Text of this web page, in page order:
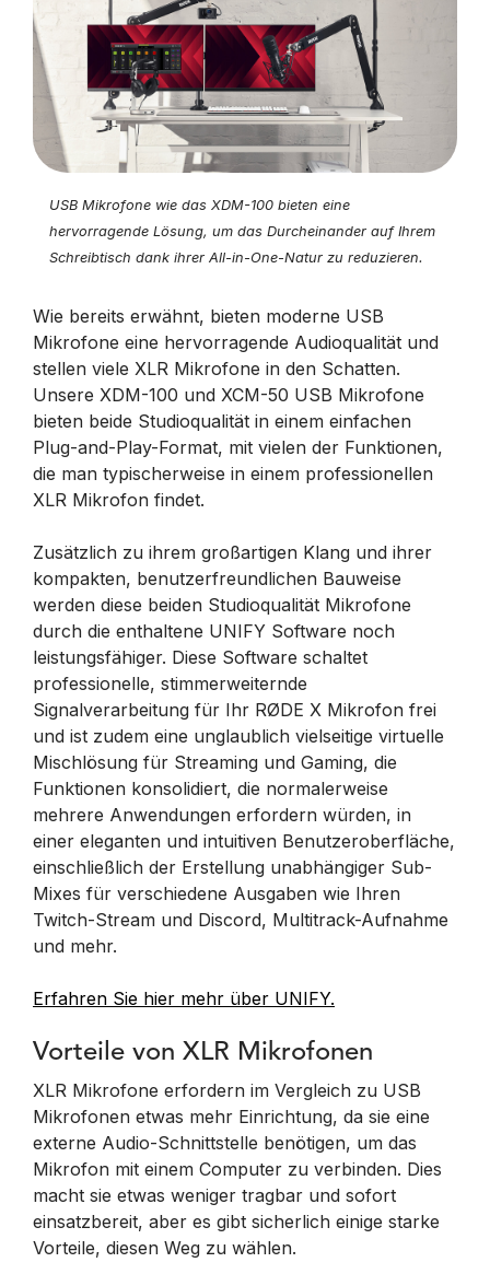
USB Mikrofone wie das XDM-100 bieten eine
hervorragende Lösung, um das Durcheinander auf Ihrem
Schreibtisch dank ihrer All-in-One-Natur zu reduzieren.
Wie bereits erwähnt, bieten moderne USB
Mikrofone eine hervorragende Audioqualität und
stellen viele XLR Mikrofone in den Schatten.
Unsere XDM-100 und XCM-50 USB Mikrofone
bieten beide Studioqualität in einem einfachen
Plug-and-Play-Format, mit vielen der Funktionen,
die man typischerweise in einem professionellen
XLR Mikrofon findet.
Zusätzlich zu ihrem großartigen Klang und ihrer
kompakten, benutzerfreundlichen Bauweise
werden diese beiden Studioqualität Mikrofone
durch die enthaltene UNIFY Software noch
leistungsfähiger. Diese Software schaltet
professionelle, stimmerweiternde
Signalverarbeitung für Ihr RØDE X Mikrofon frei
und ist zudem eine unglaublich vielseitige virtuelle
Mischlösung für Streaming und Gaming, die
Funktionen konsolidiert, die normalerweise
mehrere Anwendungen erfordern würden, in
einer eleganten und intuitiven Benutzeroberfläche,
einschließlich der Erstellung unabhängiger Sub-
Mixes für verschiedene Ausgaben wie Ihren
Twitch-Stream und Discord, Multitrack-Aufnahme
und mehr.
Erfahren Sie hier mehr über UNIFY.
Vorteile von XLR Mikrofonen
XLR Mikrofone erfordern im Vergleich zu USB
Mikrofonen etwas mehr Einrichtung, da sie eine
externe Audio-Schnittstelle benötigen, um das
Mikrofon mit einem Computer zu verbinden. Dies
macht sie etwas weniger tragbar und sofort
einsatzbereit, aber es gibt sicherlich einige starke
Vorteile, diesen Weg zu wählen.